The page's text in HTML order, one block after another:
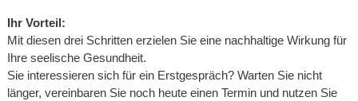
Ihr Vorteil:
Mit diesen drei Schritten erzielen Sie eine nachhaltige Wirkung für
Ihre seelische Gesundheit.
Sie interessieren sich für ein Erstgespräch? Warten Sie nicht
länger, vereinbaren Sie noch heute einen Termin und nutzen Sie